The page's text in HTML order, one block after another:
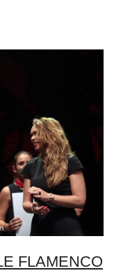
FLAMENCO